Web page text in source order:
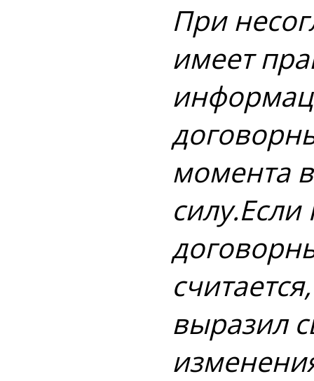
При
имеет
момента
силу.Если
выразил